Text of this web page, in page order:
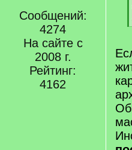
Сообщений:
4274
На сайте с
2008 г.
Рейтинг:
4162